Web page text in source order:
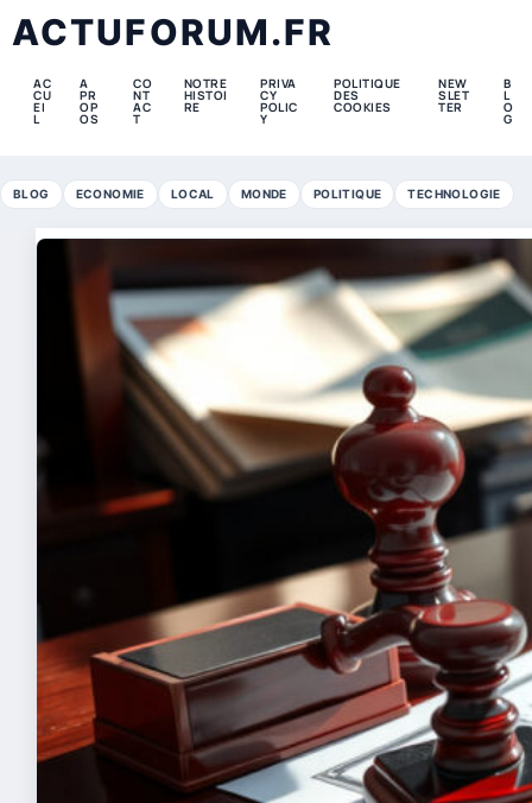
ACTUFORUM.FR
AC
CU
EI
L
A
PR
OP
OS
CO
NT
AC
T
NOTRE
HISTOI
RE
PRIVA
CY
POLIC
Y
POLITIQUE
DES
COOKIES
NEW
SLET
TER
B
L
O
G
BLOG ECONOMIE LOCAL MONDE POLITIQUE TECHNOLOGIE